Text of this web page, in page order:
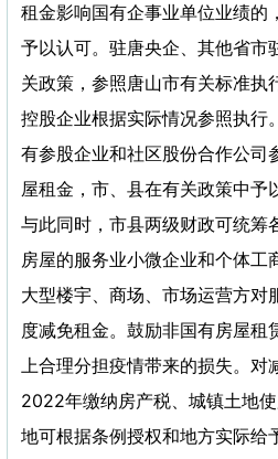
租金影响国有企事业单位业绩的
予以认可。驻唐央企、其他省市
关政策，参照唐山市有关标准执
控股企业根据实际情况参照执行
有参股企业和社区股份合作公司
屋租金，市、县在有关政策中予
与此同时，市县两级财政可统筹
房屋的服务业小微企业和个体工
大型楼宇、商场、市场运营方对
度减免租金。鼓励非国有房屋租
上合理分担疫情带来的损失。对
2022年缴纳房产税、城镇土地
地可根据条例授权和地方实际给